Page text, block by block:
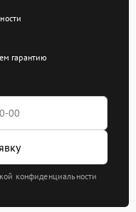
гарантию
конфиденциальности